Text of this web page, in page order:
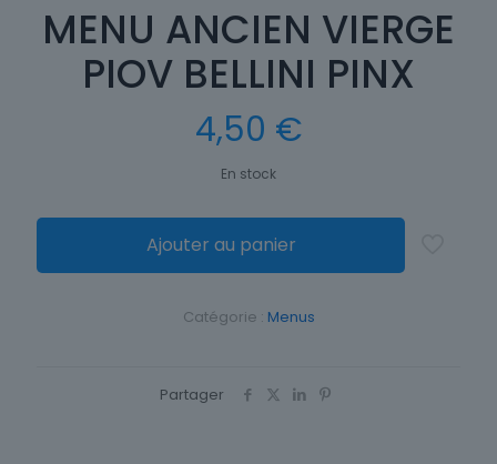
MENU ANCIEN VIERGE
PIOV BELLINI PINX
4,50 €
En stock
Ajouter au panier
Catégorie : Menus
Partager